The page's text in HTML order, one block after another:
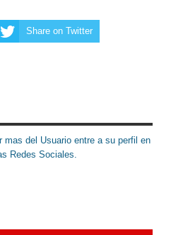
Share on Twitter
mas del Usuario entre a su perfil en
Redes Sociales.